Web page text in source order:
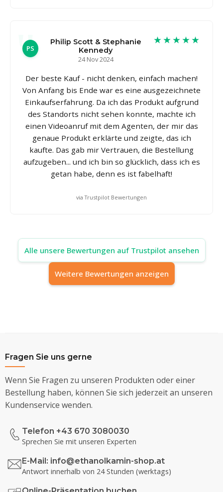
PS
Philip Scott & Stephanie
Kennedy
24 Nov 2024
★★★★★
Der beste Kauf - nicht denken, einfach machen!
Von Anfang bis Ende war es eine ausgezeichnete
Einkaufserfahrung. Da ich das Produkt aufgrund
des Standorts nicht sehen konnte, machte ich
einen Videoanruf mit dem Agenten, der mir das
genaue Produkt erklärte und zeigte, das ich
kaufte. Das gab mir Vertrauen, die Bestellung
aufzugeben... und ich bin so glücklich, dass ich es
getan habe, denn es ist fabelhaft!
via Trustpilot Bewertungen
Alle unsere Bewertungen auf Trustpilot ansehen
Weitere Bewertungen anzeigen
Fragen Sie uns gerne
Wenn Sie Fragen zu unseren Produkten oder einer
Bestellung haben, können Sie sich jederzeit an unseren
Kundenservice wenden.
Telefon +43 670 3080030
Sprechen Sie mit unseren Experten
E-Mail: info@ethanolkamin-shop.at
Antwort innerhalb von 24 Stunden (werktags)